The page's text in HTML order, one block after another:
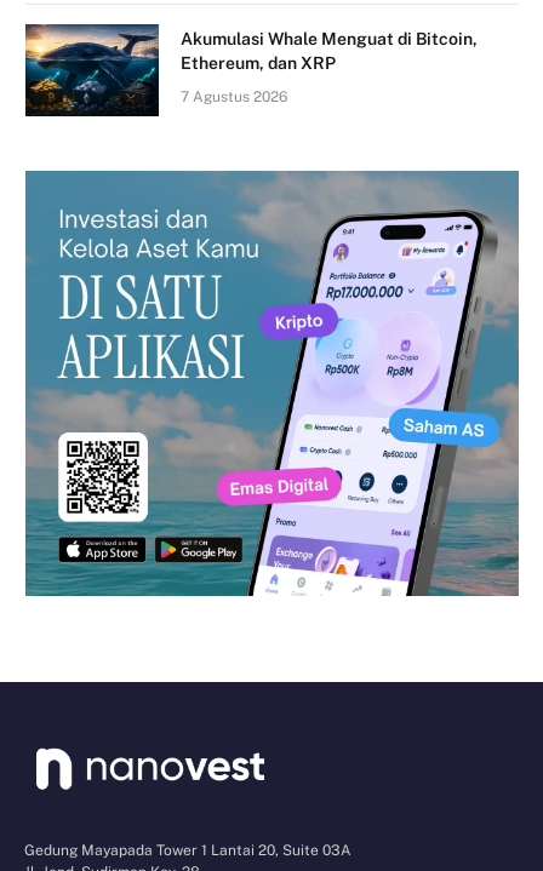
Akumulasi Whale Menguat di Bitcoin,
Ethereum, dan XRP
7 Agustus 2026
Gedung Mayapada Tower 1 Lantai 20, Suite 03A